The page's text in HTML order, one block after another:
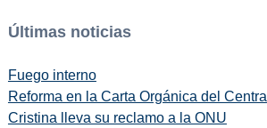
Últimas noticias
Fuego interno
Reforma en la Carta Orgánica del Central
Cristina lleva su reclamo a la ONU